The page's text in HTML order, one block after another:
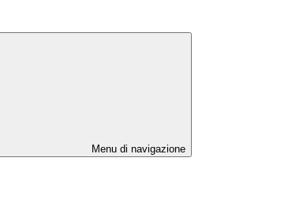
Menu di navigazione